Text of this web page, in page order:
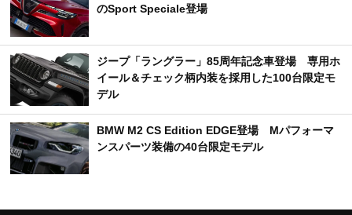
のSport Speciale登場
ジープ「ラングラー」85周年記念車登場 専用ホ
イール＆チェック柄内装を採用した100台限定モ
デル
BMW M2 CS Edition EDGE登場 Mパフォーマ
ンスパーツ装備の40台限定モデル